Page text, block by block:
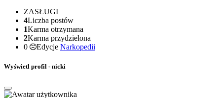
ZASŁUGI
4Liczba postów
1Karma otrzymana
2Karma przydzielona
0
Edycje Narkopedii
Wyświetl profil - nicki